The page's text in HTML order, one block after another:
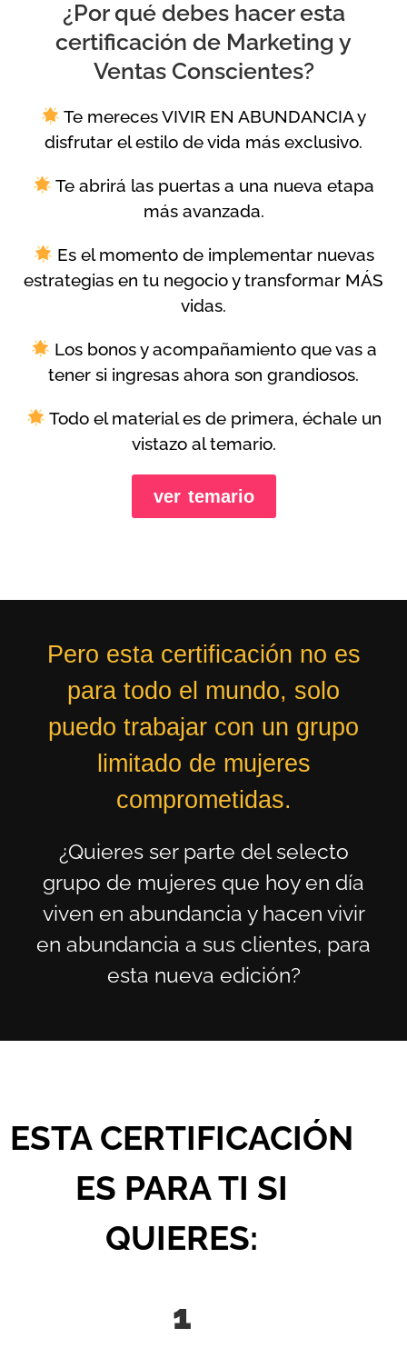
¿Por qué debes hacer esta
certificación de Marketing y
Ventas Conscientes?
Te mereces VIVIR EN ABUNDANCIA y
disfrutar el estilo de vida más exclusivo.
Te abrirá las puertas a una nueva etapa
más avanzada.
Es el momento de implementar nuevas
estrategias en tu negocio y transformar MÁS
vidas.
Los bonos y acompañamiento que vas a
tener si ingresas ahora son grandiosos.
Todo el material es de primera, échale un
vistazo al temario.
ver temario
Pero esta certificación no es
para todo el mundo, solo
puedo trabajar con un grupo
limitado de mujeres
comprometidas.
¿Quieres ser parte del selecto
grupo de mujeres que hoy en día
viven en abundancia y hacen vivir
en abundancia a sus clientes, para
esta nueva edición?
ESTA CERTIFICACIÓN
ES PARA TI SI
QUIERES:
1